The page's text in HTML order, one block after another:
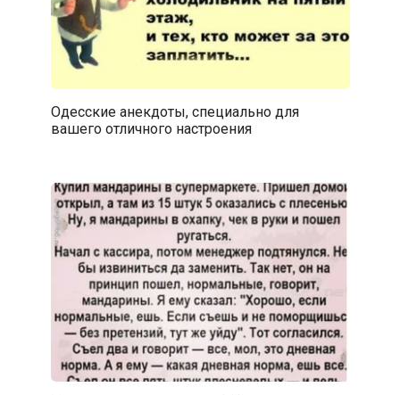
Одесские анекдоты, специально для
вашего отличного настроения